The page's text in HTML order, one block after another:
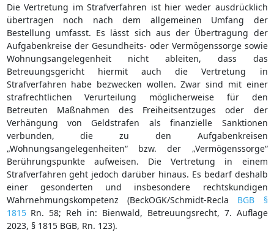
Die Vertretung im Strafverfahren ist hier weder ausdrücklich
übertragen noch nach dem allgemeinen Umfang der
Bestellung umfasst. Es lässt sich aus der Übertragung der
Aufgabenkreise der Gesundheits- oder Vermögenssorge sowie
Wohnungsangelegenheit nicht ableiten, dass das
Betreuungsgericht hiermit auch die Vertretung in
Strafverfahren habe bezwecken wollen. Zwar sind mit einer
strafrechtlichen Verurteilung möglicherweise für den
Betreuten Maßnahmen des Freiheitsentzuges oder der
Verhängung von Geldstrafen als finanzielle Sanktionen
verbunden, die zu den Aufgabenkreisen
„Wohnungsangelegenheiten“ bzw. der „Vermögenssorge“
Berührungspunkte aufweisen. Die Vertretung in einem
Strafverfahren geht jedoch darüber hinaus. Es bedarf deshalb
einer gesonderten und insbesondere rechtskundigen
Wahrnehmungskompetenz (BeckOGK/Schmidt-Recla BGB §
1815Rn. 58; Reh in: Bienwald, Betreuungsrecht, 7. Auflage
2023, § 1815 BGB, Rn. 123).